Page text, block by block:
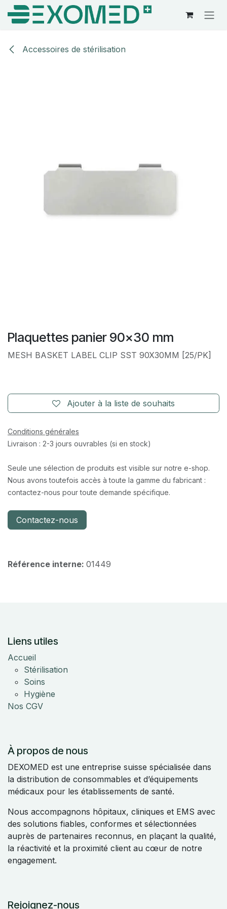
Se rendre au contenu
Accessoires de stérilisation
Plaquettes panier 90x30 mm
MESH BASKET LABEL CLIP SST 90X30MM [25/PK]
Ajouter à la liste de souhaits
Conditions générales
Livraison : 2-3 jours ouvrables (si en stock)
Seule une sélection de produits est visible sur notre e-shop.
Nous avons toutefois accès à toute la gamme du fabricant :
contactez-nous pour toute demande spécifique.
Contactez-nous
Référence interne: 01449
Liens utiles
Accueil
Stérilisation
Soins
Hygiène
Nos CGV
À propos de nous
DEXOMED est une entreprise suisse spécialisée dans
la distribution de consommables et d’équipements
médicaux pour les établissements de santé.
Nous accompagnons hôpitaux, cliniques et EMS avec
des solutions fiables, conformes et sélectionnées
auprès de partenaires reconnus, en plaçant la qualité,
la réactivité et la proximité client au cœur de notre
engagement.
Rejoignez-nous